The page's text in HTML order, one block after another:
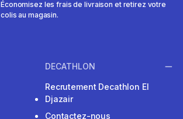
Économisez les frais de livraison et retirez votre
colis au magasin.
DECATHLON
Recrutement Decathlon El
Djazair
Contactez-nous